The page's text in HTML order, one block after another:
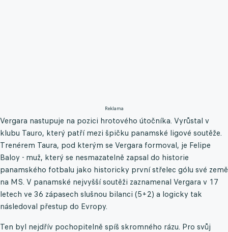
Reklama
Vergara nastupuje na pozici hrotového útočníka. Vyrůstal v
klubu Tauro, který patří mezi špičku panamské ligové soutěže.
Trenérem Taura, pod kterým se Vergara formoval, je Felipe
Baloy - muž, který se nesmazatelně zapsal do historie
panamského fotbalu jako historicky první střelec gólu své země
na MS. V panamské nejvyšší soutěži zaznamenal Vergara v 17
letech ve 36 zápasech slušnou bilanci (5+2) a logicky tak
následoval přestup do Evropy.
Ten byl nejdřív pochopitelně spíš skromného rázu. Pro svůj